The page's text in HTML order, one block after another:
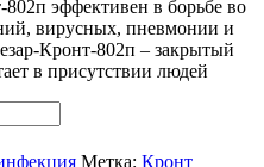
эффективен в борьбе во
вирусных, пневмонии и
Кронт-802п – закрытый
в присутствии людей
Метка: Кронт